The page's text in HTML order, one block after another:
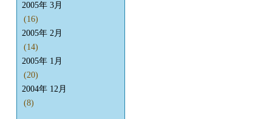
2005年 3月
(16)
2005年 2月
(14)
2005年 1月
(20)
2004年 12月
(8)